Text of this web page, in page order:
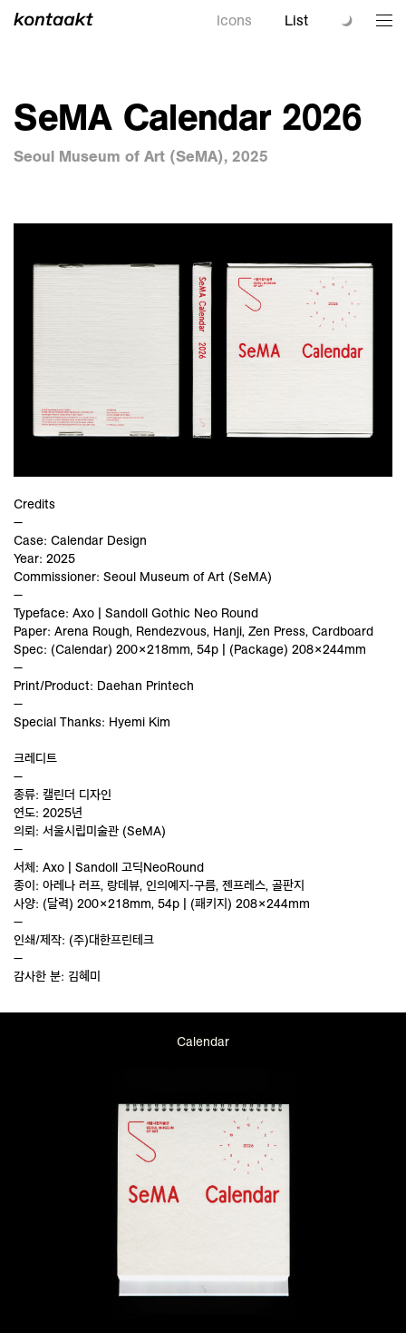
Icons List
SeMA Calendar 2026
Seoul Museum of Art (SeMA), 2025
Credits
—
Case: Calendar Design
Year: 2025
Commissioner: Seoul Museum of Art (SeMA)
—
Typeface: Axo | Sandoll Gothic Neo Round
Paper: Arena Rough, Rendezvous, Hanji, Zen Press, Cardboard
Spec: (Calendar) 200×218mm, 54p | (Package) 208×244mm
—
Print/Product: Daehan Printech
—
Special Thanks: Hyemi Kim
크레디트
—
종류: 캘린더 디자인
연도: 2025년
의뢰: 서울시립미술관 (SeMA)
—
서체: Axo | Sandoll 고딕NeoRound
종이: 아레나 러프, 랑데뷰, 인의예지-구름, 젠프레스, 골판지
사양: (달력) 200×218mm, 54p | (패키지) 208×244mm
—
인쇄/제작: (주)대한프린테크
—
감사한 분: 김혜미
Calendar